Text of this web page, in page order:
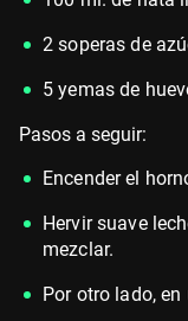
2 soperas de
5 yemas de
Pasos a seguir:
Encender el
Hervir suave
mezclar.
Por otro lado,